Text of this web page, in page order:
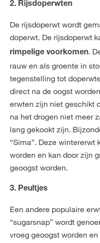
2. Rijsdoperwten
De rijsdoperwt wordt
doperwt. De rijsdoperwt
rimpelige voorkomen.
rauw en als groente in
tegenstelling tot
direct na de oogst
erwten zijn niet geschikt
na het drogen niet meer
lang gekookt zijn.
“Sima”. Deze wintererwt
worden en kan door zijn
geoogst worden.
3. Peultjes
Een andere populaire
“sugarsnap” wordt
vroeg geoogst worden